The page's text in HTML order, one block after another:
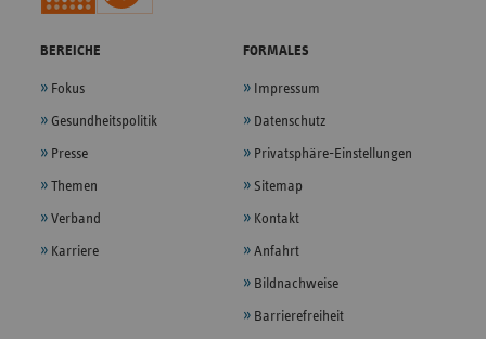
BEREICHE
Fokus
Gesundheitspolitik
Presse
Themen
Verband
Karriere
FORMALES
Impressum
Datenschutz
Privatsphäre-Einstellungen
Sitemap
Kontakt
Anfahrt
Bildnachweise
Barrierefreiheit